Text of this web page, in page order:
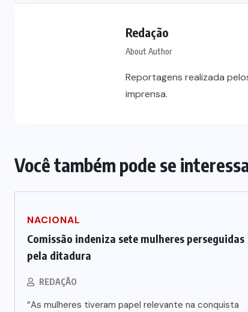
Redação
About Author
Reportagens realizada
imprensa.
Você também pode se
NACIONAL
Comissão indeniza sete mulheres perseguidas
pela ditadura
REDAÇÃO
“As mulheres tiveram papel relevante na conquista
6 DE AGOSTO DE 2026